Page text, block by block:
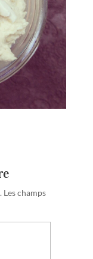
Les champs